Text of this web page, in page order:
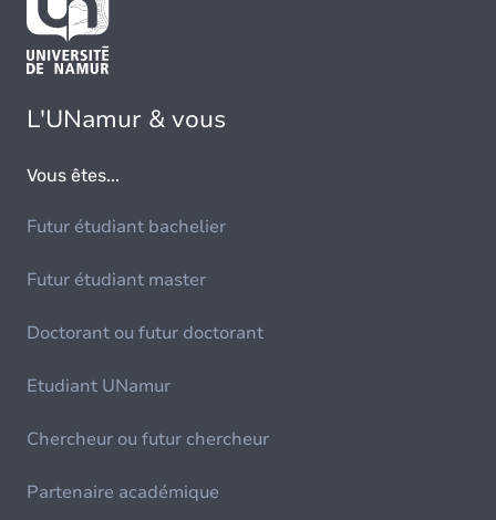
L'UNamur & vous
Vous êtes...
Futur étudiant bachelier
Futur étudiant master
Doctorant ou futur doctorant
Etudiant UNamur
Chercheur ou futur chercheur
Partenaire académique